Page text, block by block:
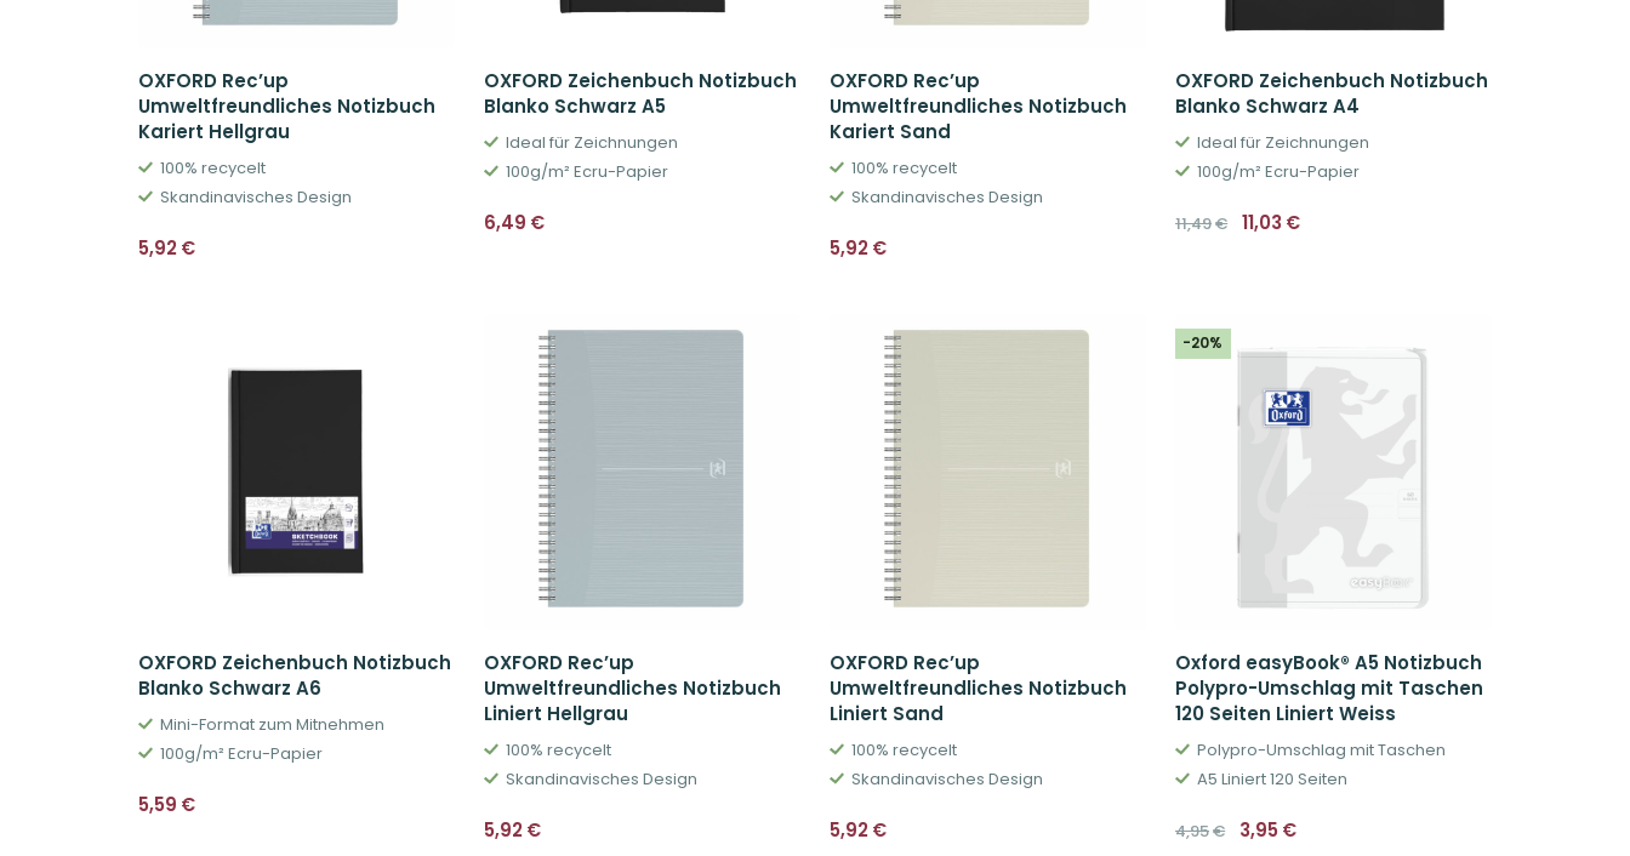
OXFORD Rec’up
Umweltfreundliches Notizbuch
Kariert Hellgrau
100% recycelt
Skandinavisches Design
5,92€
OXFORD Zeichenbuch Notizbuch
Blanko Schwarz A5
Ideal für Zeichnungen
100g/m² Ecru-Papier
6,49 €
OXFORD Rec’up
Umweltfreundliches Notizbuch
Kariert Sand
100% recycelt
Skandinavisches Design
5,92€
OXFORD Zeichenbuch Notizbuch
Blanko Schwarz A4
Ideal für Zeichnungen
100g/m² Ecru-Papier
11,49€ Ursprünglicher
Preis
11,03 €
OXFORD Zeichenbuch Notizbuch
Blanko Schwarz A6
Mini-Format zum Mitnehmen
100g/m² Ecru-Papier
5,59 €
OXFORD Rec’up
Umweltfreundliches Notizbuch
Liniert Hellgrau
100% recycelt
Skandinavisches Design
5,92€
OXFORD Rec’up
Umweltfreundliches Notizbuch
Liniert Sand
100% recycelt
Skandinavisches Design
5,92€
-20%
Oxford easyBook® A5 Notizbuch
Polypro-Umschlag mit Taschen
120 Seiten Liniert Weiss
Polypro-Umschlag mit Taschen
A5 Liniert 120 Seiten
4,95€ Ursprünglicher
Preis
3,95 €